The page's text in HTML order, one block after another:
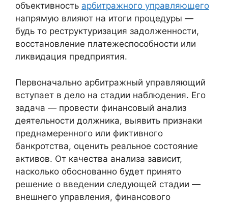
объективность арбитражного управляющего
напрямую влияют на итоги процедуры —
будь то реструктуризация задолженности,
восстановление платежеспособности или
ликвидация предприятия.
Первоначально арбитражный управляющий
вступает в дело на стадии наблюдения. Его
задача — провести финансовый анализ
деятельности должника, выявить признаки
преднамеренного или фиктивного
банкротства, оценить реальное состояние
активов. От качества анализа зависит,
насколько обоснованно будет принято
решение о введении следующей стадии —
внешнего управления, финансового